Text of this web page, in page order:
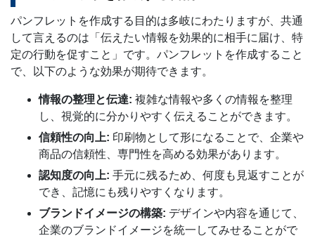
パンフレットを作成する目的は多岐にわたりますが、共通
して言えるのは「伝えたい情報を効果的に相手に届け、特
定の行動を促すこと」です。パンフレットを作成すること
で、以下のような効果が期待できます。
情報の整理と伝達: 複雑な情報や多くの情報を整理
し、視覚的に分かりやすく伝えることができます。
信頼性の向上: 印刷物として形になることで、企業や
商品の信頼性、専門性を高める効果があります。
認知度の向上: 手元に残るため、何度も見返すことが
でき、記憶にも残りやすくなります。
ブランドイメージの構築: デザインや内容を通じて、
企業のブランドイメージを統一してみせることがで